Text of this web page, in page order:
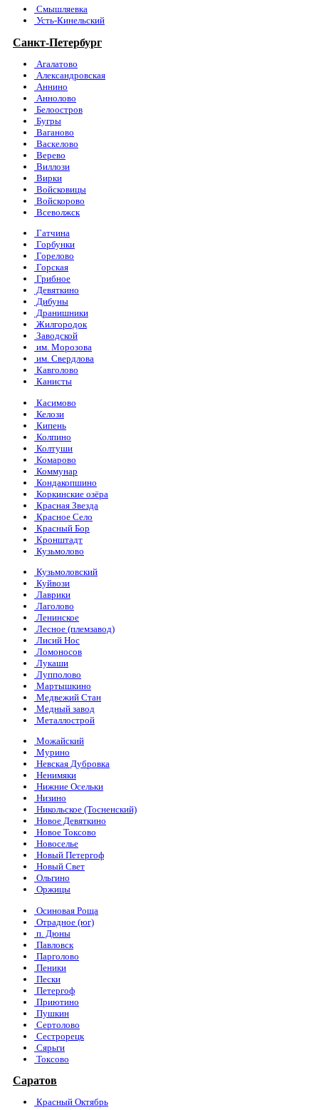
Смышляевка
Усть-Кинельский
Санкт-Петербург
Агалатово
Александровская
Аннино
Аннолово
Белоостров
Бугры
Ваганово
Васкелово
Верево
Виллози
Вирки
Войсковицы
Войскорово
Всеволжск
Гатчина
Горбунки
Горелово
Горская
Грибное
Девяткино
Дибуны
Дранишники
Жилгородок
Заводской
им. Морозова
им. Свердлова
Кавголово
Канисты
Касимово
Келози
Кипень
Колпино
Колтуши
Комарово
Коммунар
Кондакопшино
Коркинские озёра
Красная Звезда
Красное Село
Красный Бор
Кронштадт
Кузьмолово
Кузьмоловский
Куйвози
Лаврики
Лаголово
Ленинское
Лесное (племзавод)
Лисий Нос
Ломоносов
Лукаши
Лупполово
Мартышкино
Медвежий Стан
Медный завод
Металлострой
Можайский
Мурино
Невская Дубровка
Ненимяки
Нижние Осельки
Низино
Никольское (Тосненский)
Новое Девяткино
Новое Токсово
Новоселье
Новый Петергоф
Новый Свет
Ольгино
Оржицы
Осиновая Роща
Отрадное (юг)
п. Дюны
Павловск
Парголово
Пеники
Пески
Петергоф
Приютино
Пушкин
Сертолово
Сестрорецк
Сярьги
Токсово
Саратов
Красный Октябрь